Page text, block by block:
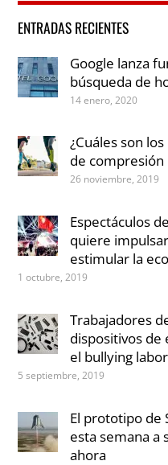
ENTRADAS RECIENTES
Google lanza
búsqueda de
14 enero, 2020
¿Cuáles son
de
26 noviembre, 2019
Espectáculos
quiere
estimular la
1 octubre, 2019
Trabajadores
dispositivos de
el bullying
5 septiembre, 2019
El prototipo de
esta semana a
ahora